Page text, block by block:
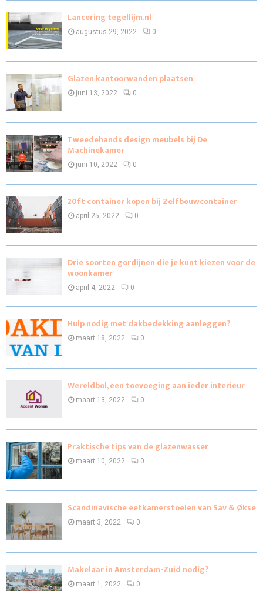
Lancering tegellijm.nl
augustus 29, 2022 0
Glazen kantoorwanden plaatsen
juni 13, 2022 0
Tweedehands design meubels bij De
Machinekamer
juni 10, 2022 0
20ft container kopen bij Zelfbouwcontainer
april 25, 2022 0
Drie soorten gordijnen die je kunt kiezen voor de
woonkamer
april 4, 2022 0
Hulp nodig met dakbedekking aanleggen?
maart 18, 2022 0
Wereldbol, een toevoeging aan ieder interieur
maart 13, 2022 0
Praktische tips van de glazenwasser
maart 10, 2022 0
Scandinavische eetkamerstoelen van Sav & Økse
maart 3, 2022 0
Makelaar in Amsterdam-Zuid nodig?
maart 1, 2022 0